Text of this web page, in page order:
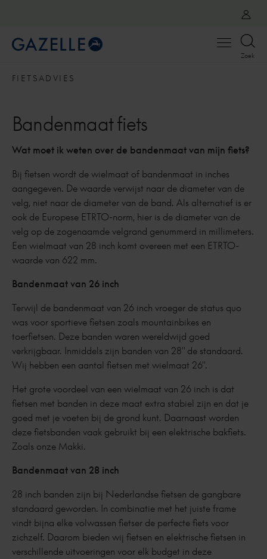
Open
Zoek
FIETSADVIES
Bandenmaat fiets
Wat moet ik weten over de bandenmaat van mijn fiets?
Bij fietsen wordt de wielmaat of bandenmaat in inches
aangegeven. De waarde verwijst naar de diameter van de
velg, niet naar de diameter van de band. Als alternatief is er
ook de Europese ETRTO-norm, hier is de diameter van de
velg op de zogenaamde velgrand genummerd in millimeters.
Een wielmaat van 28 inch komt overeen met een ETRTO-
waarde van 622 mm.
Bandenmaat van 26 inch
Terwijl de bandenmaat van 26 inch vroeger de status quo
was voor sportieve fietsen zoals mountainbikes en
toerfietsen. Deze banden waren wereldwijd goed
verkrijgbaar. Inmiddels zijn banden van 28" de standaard.
Wij hebben een aantal fietsen met wielmaat 26".
Het grote voordeel van een wielmaat van 26 inch is dat
fietsen met banden in deze maat extra stabiel zijn en dat je
goed met je voeten bij de grond kunt. Daarnaast worden
deze fietsbanden vaak gebruikt bij een elektrische bakfiets.
Zoals onze Makki.
Bandenmaat van 28 inch
28 inch banden zijn bij Nederlandse fietsen de gangbare
standaard geworden. In combinatie met het juiste frame
vindt bijna elke volwassen fietser de perfecte fiets voor
zichzelf. Daarom bieden wij fietsen en elektrische fietsen in
verschillende uitvoeringen voor elk budget in deze